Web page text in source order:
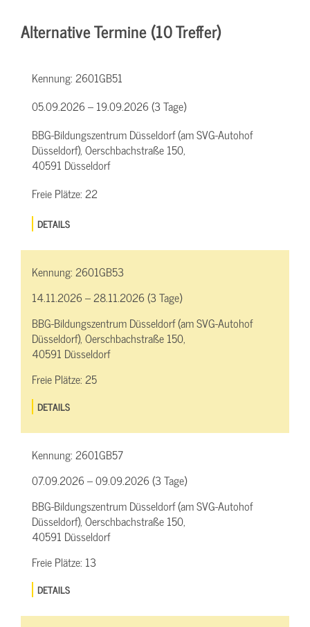
Alternative Termine (10 Treffer)
Kennung:2601GB51
05.09.2026 – 19.09.2026 (3 Tage)
BBG-Bildungszentrum Düsseldorf (am SVG-Autohof
Düsseldorf), Oerschbachstraße 150,
40591 Düsseldorf
Freie Plätze:22
DETAILS
Kennung:2601GB53
14.11.2026 – 28.11.2026 (3 Tage)
BBG-Bildungszentrum Düsseldorf (am SVG-Autohof
Düsseldorf), Oerschbachstraße 150,
40591 Düsseldorf
Freie Plätze:25
DETAILS
Kennung:2601GB57
07.09.2026 – 09.09.2026 (3 Tage)
BBG-Bildungszentrum Düsseldorf (am SVG-Autohof
Düsseldorf), Oerschbachstraße 150,
40591 Düsseldorf
Freie Plätze: 13
DETAILS